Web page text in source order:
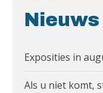
Nieuws
Exposities in
Als u niet komt,